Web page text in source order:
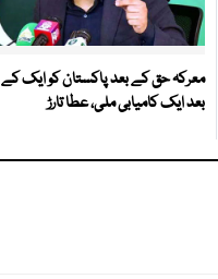
معرکہ حق کے بعد پاکستان کو ایک کے
بعد ایک کامیابی ملی، عطا تارڑ